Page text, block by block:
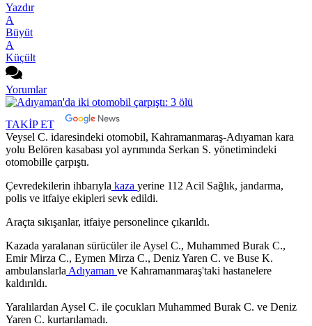
Yazdır
A
Büyüt
A
Küçült
Yorumlar
TAKİP ET
Veysel C. idaresindeki otomobil, Kahramanmaraş-Adıyaman kara
yolu Belören kasabası yol ayrımında Serkan S. yönetimindeki
otomobille çarpıştı.
Çevredekilerin ihbarıyla kaza yerine 112 Acil Sağlık, jandarma,
polis ve itfaiye ekipleri sevk edildi.
Araçta sıkışanlar, itfaiye personelince çıkarıldı.
Kazada yaralanan sürücüler ile Aysel C., Muhammed Burak C.,
Emir Mirza C., Eymen Mirza C., Deniz Yaren C. ve Buse K.
ambulanslarla Adıyaman ve Kahramanmaraş'taki hastanelere
kaldırıldı.
Yaralılardan Aysel C. ile çocukları Muhammed Burak C. ve Deniz
Yaren C. kurtarılamadı.